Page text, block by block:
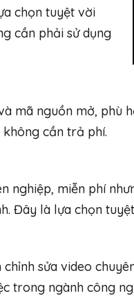
chọn tuyệt vời
cần phải sử dụng
mã nguồn mở, phù
không cần trả phí.
nghiệp, miễn phí
Đây là lựa chọn
sửa video
trong ngành công